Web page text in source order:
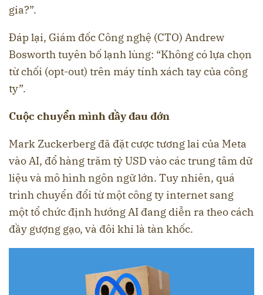
gia?”.
Đáp lại, Giám đốc Công nghệ (CTO) Andrew
Bosworth tuyên bố lạnh lùng: “Không có lựa chọn
từ chối (opt-out) trên máy tính xách tay của công
ty”.
Cuộc chuyển mình đầy đau đớn
Mark Zuckerberg đã đặt cược tương lai của Meta
vào AI, đổ hàng trăm tỷ USD vào các trung tâm dữ
liệu và mô hình ngôn ngữ lớn. Tuy nhiên, quá
trình chuyển đổi từ một công ty internet sang
một tổ chức định hướng AI đang diễn ra theo cách
đầy gượng gạo, và đôi khi là tàn khốc.